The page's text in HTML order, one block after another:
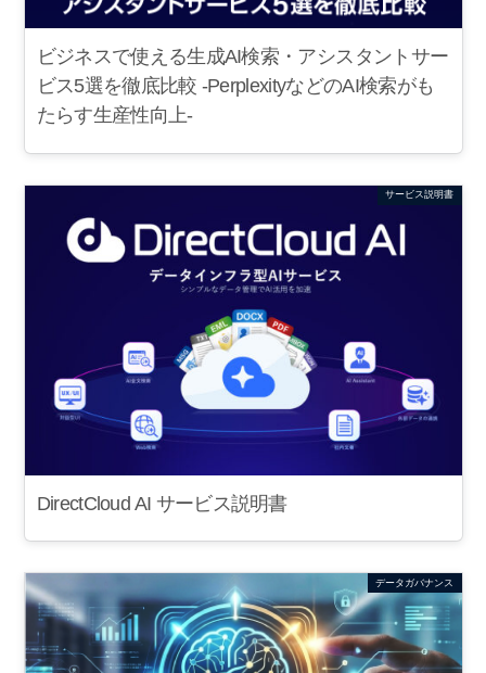
ビジネスで使える生成AI検索・アシスタントサー
ビス5選を徹底比較 -PerplexityなどのAI検索がも
たらす生産性向上-
サービス説明書
DirectCloud AI サービス説明書
データガバナンス